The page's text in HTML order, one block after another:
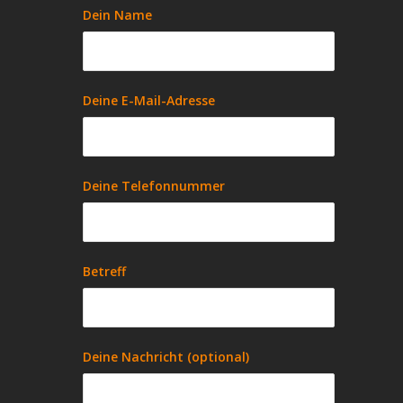
Dein Name
Deine E-Mail-Adresse
Deine Telefonnummer
Betreff
Deine Nachricht (optional)